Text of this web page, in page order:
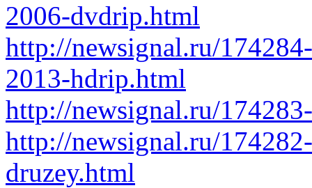
2006-dvdrip.html
http://newsignal.ru/
2013-hdrip.html
http://newsignal.ru/
http://newsignal.ru/
druzey.html